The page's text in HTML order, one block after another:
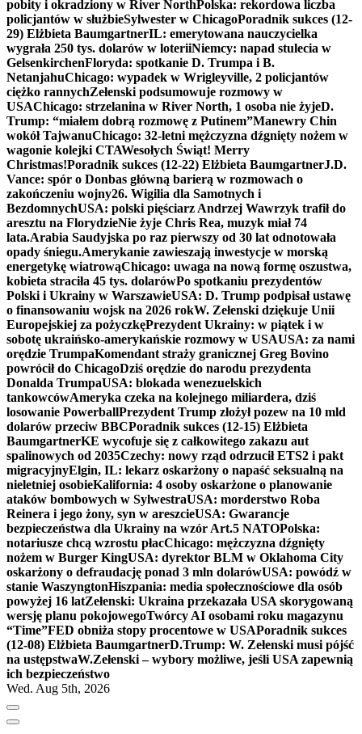
pobity i okradziony w River NorthPolska: rekordowa liczba
policjantów w służbieSylwester w ChicagoPoradnik sukces (12-
29) Elżbieta BaumgartnerIL: emerytowana nauczycielka
wygrała 250 tys. dolarów w loteriiNiemcy: napad stulecia w
GelsenkirchenFloryda: spotkanie D. Trumpa i B.
NetanjahuChicago: wypadek w Wrigleyville, 2 policjantów
ciężko rannychZełenski podsumowuje rozmowy w
USAChicago: strzelanina w River North, 1 osoba nie żyjeD.
Trump: “miałem dobrą rozmowę z Putinem”Manewry Chin
wokół TajwanuChicago: 32-letni mężczyzna dźgnięty nożem w
wagonie kolejki CTAWesołych Świąt! Merry
Christmas!Poradnik sukces (12-22) Elżbieta BaumgartnerJ.D.
Vance: spór o Donbas główną barierą w rozmowach o
zakończeniu wojny26. Wigilia dla Samotnych i
BezdomnychUSA: polski pięściarz Andrzej Wawrzyk trafił do
aresztu na FlorydzieNie żyje Chris Rea, muzyk miał 74
lata.Arabia Saudyjska po raz pierwszy od 30 lat odnotowała
opady śniegu.Amerykanie zawieszają inwestycje w morską
energetykę wiatrowąChicago: uwaga na nową formę oszustwa,
kobieta straciła 45 tys. dolarówPo spotkaniu prezydentów
Polski i Ukrainy w WarszawieUSA: D. Trump podpisał ustawę
o finansowaniu wojsk na 2026 rokW. Zełenski dziękuje Unii
Europejskiej za pożyczkęPrezydent Ukrainy: w piątek i w
sobotę ukraińsko-amerykańskie rozmowy w USAUSA: za nami
orędzie TrumpaKomendant straży granicznej Greg Bovino
powrócił do ChicagoDziś orędzie do narodu prezydenta
Donalda TrumpaUSA: blokada wenezuelskich
tankowcówAmeryka czeka na kolejnego miliardera, dziś
losowanie PowerballPrezydent Trump złożył pozew na 10 mld
dolarów przeciw BBCPoradnik sukces (12-15) Elżbieta
BaumgartnerKE wycofuje się z całkowitego zakazu aut
spalinowych od 2035Czechy: nowy rząd odrzucił ETS2 i pakt
migracyjnyElgin, IL: lekarz oskarżony o napaść seksualną na
nieletniej osobieKalifornia: 4 osoby oskarżone o planowanie
ataków bombowych w SylwestraUSA: morderstwo Roba
Reinera i jego żony, syn w areszcieUSA: Gwarancje
bezpieczeństwa dla Ukrainy na wzór Art.5 NATOPolska:
notariusze chcą wzrostu płacChicago: mężczyzna dźgnięty
nożem w Burger KingUSA: dyrektor BLM w Oklahoma City
oskarżony o defraudację ponad 3 mln dolarówUSA: powódź w
stanie WaszyngtonHiszpania: media społecznościowe dla osób
powyżej 16 latZełenski: Ukraina przekazała USA skorygowaną
wersję planu pokojowegoTwórcy AI osobami roku magazynu
“Time”FED obniża stopy procentowe w USAPoradnik sukces
(12-08) Elżbieta BaumgartnerD.Trump: W. Zełenski musi pójść
na ustępstwaW.Zełenski – wybory możliwe, jeśli USA zapewnią
ich bezpieczeństwo
Wed. Aug 5th, 2026